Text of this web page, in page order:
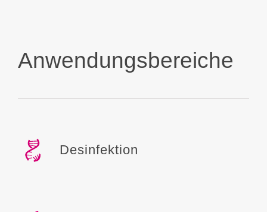
Anwendungsbereiche
Desinfektion